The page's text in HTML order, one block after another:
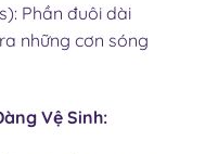
Phần đuôi dài
những cơn sóng
Vệ Sinh: